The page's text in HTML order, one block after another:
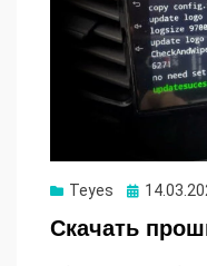
Teyes
Скачать